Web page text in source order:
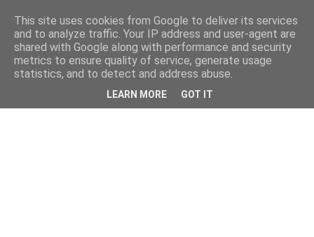
This site uses cookies from Google to deliver its services
and to analyze traffic. Your IP address and user-agent are
shared with Google along with performance and security
metrics to ensure quality of service, generate usage
statistics, and to detect and address abuse.
LEARN MORE GOT IT